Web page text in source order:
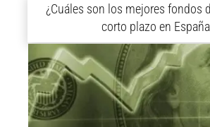
¿Cuáles son los mejores fondos
corto plazo en